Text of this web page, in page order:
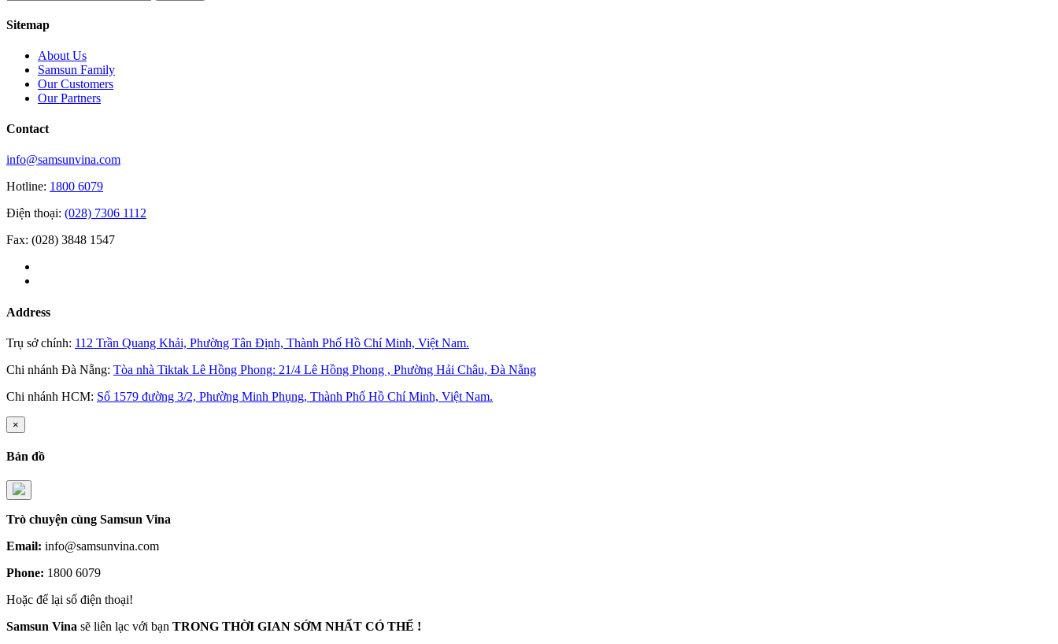
Sitemap
About Us
Samsun Family
Our Customers
Our Partners
Contact
info@samsunvina.com
Hotline: 1800 6079
Điện thoại: (028) 7306 1112
Fax: (028) 3848 1547
Address
Trụ sở chính: 112 Trần Quang Khải, Phường Tân Định, Thành Phố Hồ Chí Minh, Việt Nam.
Chi nhánh Đà Nẵng: Tòa nhà Tiktak Lê Hồng Phong: 21/4 Lê Hồng Phong , Phường Hải Châu, Đà Nẵng
Chi nhánh HCM: Số 1579 đường 3/2, Phường Minh Phụng, Thành Phố Hồ Chí Minh, Việt Nam.
×
Bản đồ
Trò chuyện cùng Samsun Vina
Email: info@samsunvina.com
Phone: 1800 6079
Hoặc để lại số điện thoại!
Samsun Vina sẽ liên lạc với bạn TRONG THỜI GIAN SỚM NHẤT CÓ THỂ !